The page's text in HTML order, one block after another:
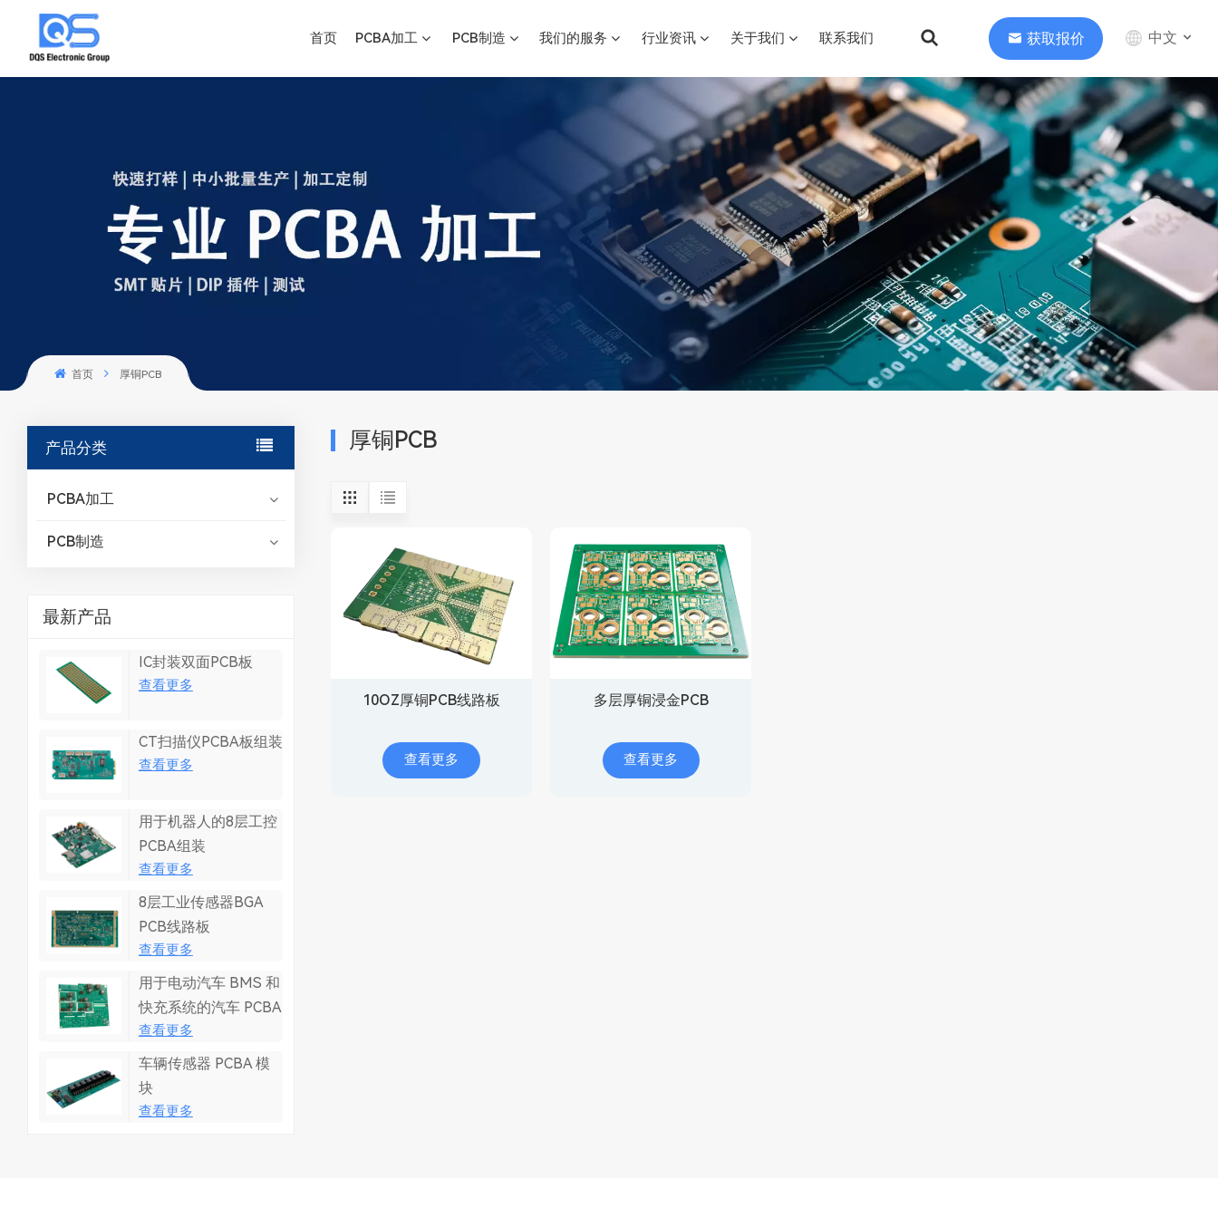
首页 PCBA加工 PCB制造 我们的服务 行业资讯 关于我们 联系我们 获取报价 中文
English
中文
Deutsch
首页 厚铜PCB
产品分类
PCBA加工
PCB制造
最新产品
IC封装双面PCB板
查看更多
CT扫描仪PCBA板组装
查看更多
用于机器人的8层工控
PCBA组装
查看更多
8层工业传感器BGA
PCB线路板
查看更多
用于电动汽车 BMS 和
快充系统的汽车 PCBA
查看更多
车辆传感器 PCBA 模
块
查看更多
厚铜PCB
10OZ厚铜PCB线路板
查看更多
多层厚铜浸金PCB
查看更多